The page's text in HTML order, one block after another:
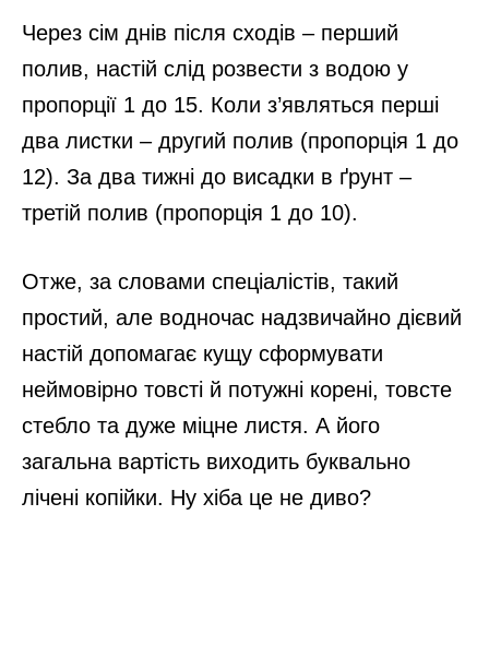
Через сім днів після сходів – перший
полив, настій слід розвести з водою у
пропорції 1 до 15. Коли з’являться перші
два листки – другий полив (пропорція 1 до
12). За два тижні до висадки в ґрунт –
третій полив (пропорція 1 до 10).
Отже, за словами спеціалістів, такий
простий, але водночас надзвичайно дієвий
настій допомагає кущу сформувати
неймовірно товсті й потужні корені, товсте
стебло та дуже міцне листя. А його
загальна вартість виходить буквально
лічені копійки. Ну хіба це не диво?